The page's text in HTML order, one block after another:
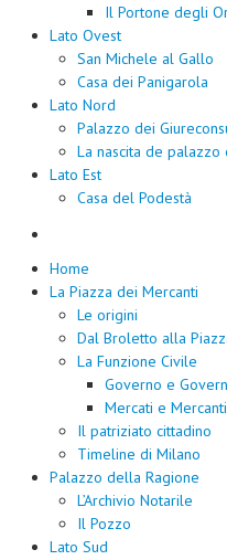
Il Portone degli
Lato Ovest
San Michele al Gallo
Casa dei Panigarola
Lato Nord
Palazzo dei
La nascita de
Lato Est
Casa del Podestà
Home
La Piazza dei Mercanti
Le origini
Dal Broletto alla
La Funzione Civile
Governo e
Mercati e Mercanti
Il patriziato cittadino
Timeline di Milano
Palazzo della Ragione
L’Archivio Notarile
Il Pozzo
Lato Sud